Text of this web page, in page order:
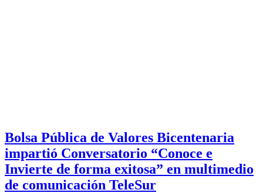
Bolsa Pública de Valores Bicentenaria
impartió Conversatorio “Conoce e
Invierte de forma exitosa” en multimedio
de comunicación TeleSur